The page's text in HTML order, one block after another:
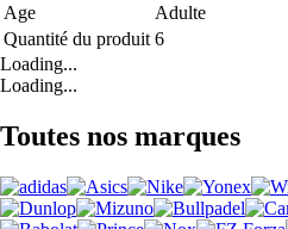
Age
Adulte
Quantité du produit 6
Loading...
Loading...
Toutes nos marques